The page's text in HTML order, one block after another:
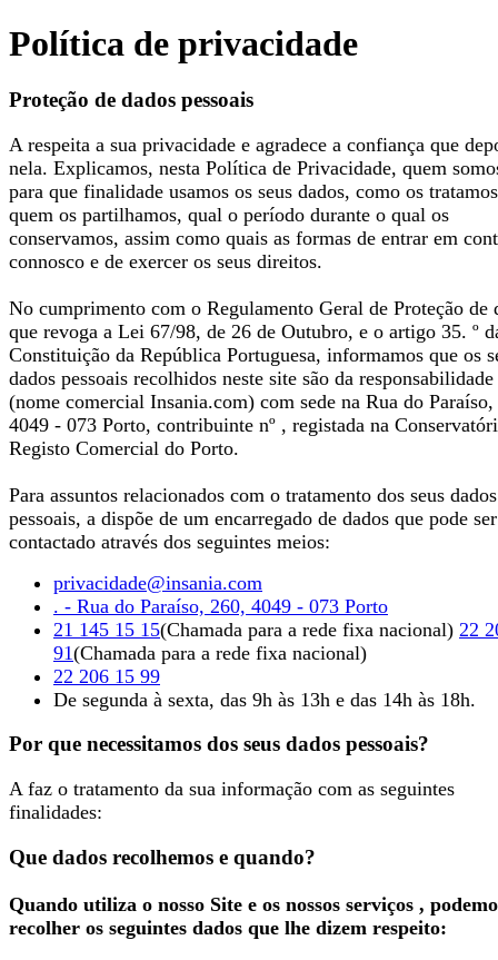
Política de privacidade
Proteção de dados pessoais
A respeita a sua privacidade e agradece a confiança que
nela. Explicamos, nesta Política de Privacidade, quem
para que finalidade usamos os seus dados, como os
quem os partilhamos, qual o período durante o qual os
conservamos, assim como quais as formas de entrar em
connosco e de exercer os seus direitos.
No cumprimento com o Regulamento Geral de Proteção de
que revoga a Lei 67/98, de 26 de Outubro, e o artigo 35. º
Constituição da República Portuguesa, informamos que os
dados pessoais recolhidos neste site são da responsabilidade
(nome comercial Insania.com) com sede na Rua do
4049 - 073 Porto, contribuinte nº , registada na
Registo Comercial do Porto.
Para assuntos relacionados com o tratamento dos seus dados
pessoais, a dispõe de um encarregado de dados que pode ser
contactado através dos seguintes meios:
privacidade@insania.com
. - Rua do Paraíso, 260, 4049 - 073 Porto
21 145 15 15(Chamada para a rede fixa nacional) 22
91(Chamada para a rede fixa nacional)
22 206 15 99
De segunda à sexta, das 9h às 13h e das 14h às 18h.
Por que necessitamos dos seus dados pessoais?
A faz o tratamento da sua informação com as seguintes
finalidades:
Que dados recolhemos e quando?
Quando utiliza o nosso Site e os nossos serviços ,
recolher os seguintes dados que lhe dizem respeito: